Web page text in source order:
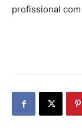
profissional